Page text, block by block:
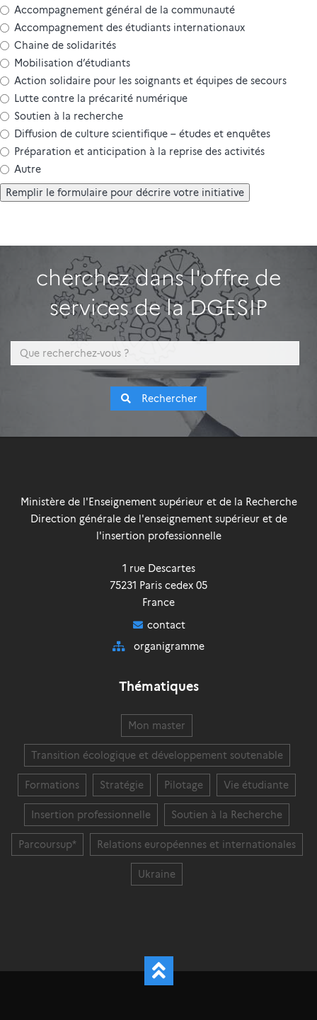
Accompagnement général de la communauté
Accompagnement des étudiants internationaux
Chaine de solidarités
Mobilisation d’étudiants
Action solidaire pour les soignants et équipes de secours
Lutte contre la précarité numérique
Soutien à la recherche
Diffusion de culture scientifique – études et enquêtes
Préparation et anticipation à la reprise des activités
Autre
Remplir le formulaire pour décrire votre initiative
cherchez dans l'offre de
services de la DGESIP
Rechercher
Ministère de l'Enseignement supérieur et de la Recherche
Direction générale de l'enseignement supérieur et de
l'insertion professionnelle
1 rue Descartes
75231 Paris cedex 05
France
contact
organigramme
Thématiques
Mon master
Transition écologique et développement soutenable
Formations Stratégie Pilotage Vie étudiante
Insertion professionnelle Soutien à la Recherche
Parcoursup* Relations européennes et internationales
Ukraine